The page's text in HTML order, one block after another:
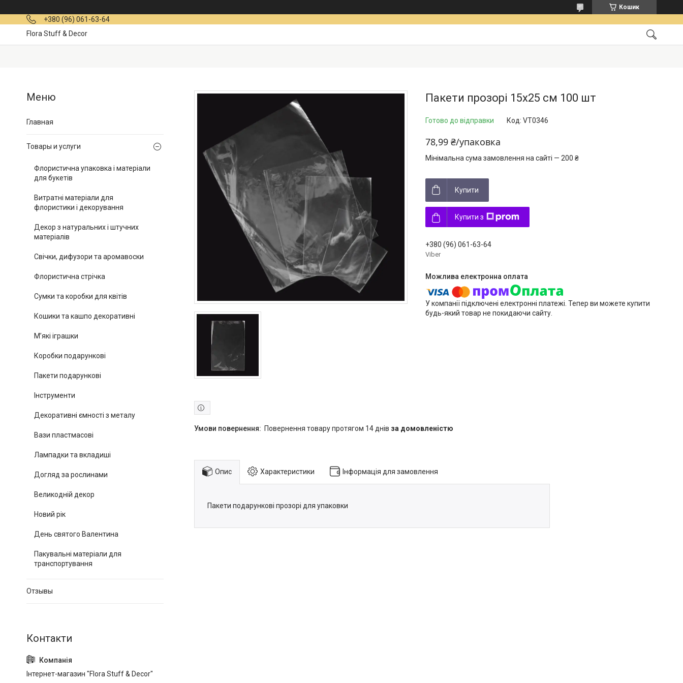
Кошик
+380 (96) 061-63-64
Flora Stuff & Decor
Пакети прозорі 15х25 см 100 шт
Готово до відправки Код: VT0346
78,99 ₴/упаковка
Мінімальна сума замовлення на сайті — 200 ₴
Купити
Купити з
+380 (96) 061-63-64
Viber
У компанії підключені електронні платежі. Тепер ви можете купити
будь-який товар не покидаючи сайту.
повернення товару протягом 14 днів за домовленістю
Опис Характеристики Інформація для замовлення
Пакети подарункові прозорі для упаковки
Главная
Товары и услуги
Флористична упаковка і матеріали
для букетів
Витратні матеріали для
флористики і декорування
Декор з натуральних і штучних
матеріалів
Свічки, дифузори та аромавоски
Флористична стрічка
Сумки та коробки для квітів
Кошики та кашпо декоративні
М’які іграшки
Коробки подарункові
Пакети подарункові
Інструменти
Декоративні ємності з металу
Вази пластмасові
Лампадки та вкладиші
Догляд за рослинами
Великодній декор
Новий рік
День святого Валентина
Пакувальні матеріали для
транспортування
Отзывы
Інтернет-магазин "Flora Stuff & Decor"